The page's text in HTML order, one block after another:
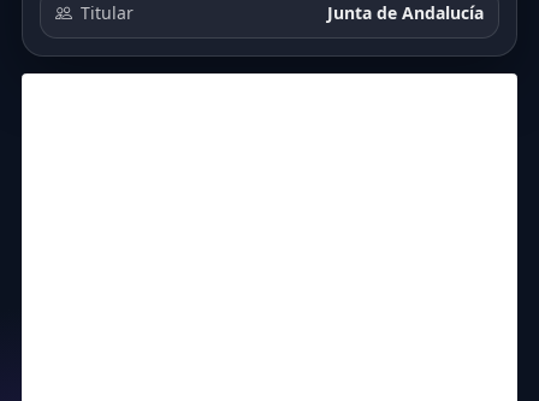
Titular Junta de Andalucía